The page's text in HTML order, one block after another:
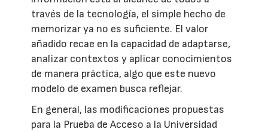
través de la tecnología, el simple hecho de
memorizar ya no es suficiente. El valor
añadido recae en la capacidad de adaptarse,
analizar contextos y aplicar conocimientos
de manera práctica, algo que este nuevo
modelo de examen busca reflejar.
En general, las modificaciones propuestas
para la Prueba de Acceso a la Universidad